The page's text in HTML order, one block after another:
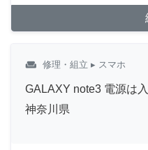
weekend 修理・組立 ▸ スマホ
GALAXY note3 電源は
神奈川県